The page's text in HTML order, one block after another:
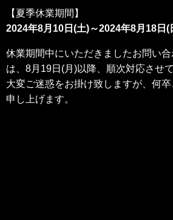
【夏季休業期間】
2024年8月10日(土)～2024年8月18日(
休業期間中にいただきましたお問い
は、8月19日(月)以降、順次対応させ
大変ご迷惑をお掛け致しますが、何
申し上げます。